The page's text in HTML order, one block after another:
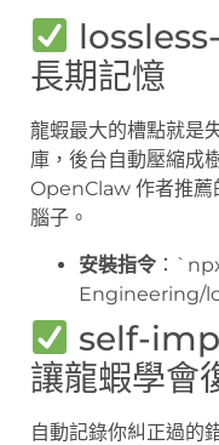
長期記憶
龍蝦最大的槽點就是
庫，後台自動壓縮成
OpenClaw 作者推薦
腦子。
安裝指令 ：
Engineering/
self-
讓龍蝦學會
自動記錄你糾正過的